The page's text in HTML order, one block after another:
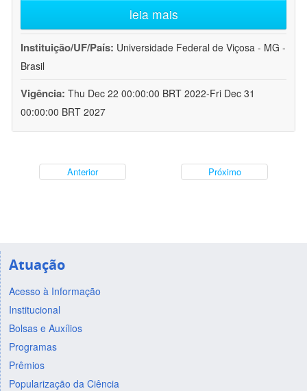
leia mais
Instituição/UF/País: Universidade Federal de Viçosa - MG -
Brasil
Vigência: Thu Dec 22 00:00:00 BRT 2022-Fri Dec 31
00:00:00 BRT 2027
Anterior Próximo
Atuação
Acesso à Informação
Institucional
Bolsas e Auxílios
Programas
Prêmios
Popularização da Ciência